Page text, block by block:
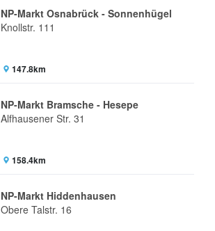
NP-Markt Osnabrück - Sonnenhügel
Knollstr. 111
147.8km
NP-Markt Bramsche - Hesepe
Alfhausener Str. 31
158.4km
NP-Markt Hiddenhausen
Obere Talstr. 16